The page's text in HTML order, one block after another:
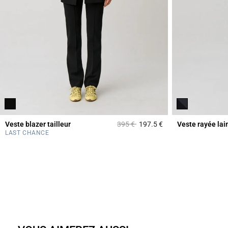
Veste blazer tailleur Prix réduit à partir de
395 €à197.5 €5 out of 5 Customer
LAST CHANCE
Veste rayée